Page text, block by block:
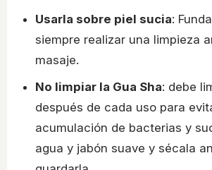
Usarla sobre piel sucia:
siempre realizar una limpieza
masaje.
No limpiar la Gua Sha: debe
después de cada uso para
acumulación de bacterias y
agua y jabón suave y sécala